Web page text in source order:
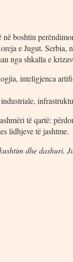
boshtin
e Jugut.
shkalla e
inteligjenca
të qartë:
lidhjeve të jashtme.
dhe dashuri.